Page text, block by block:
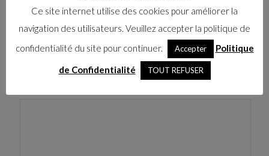
Required fields are
Ce site internet utilise des cookies pour améliorer la
navigation des utilisateurs. Veuillez accepter la politique de
confidentialité du site pour continuer.
Accepter
Politique
de Confidentialité
TOUT REFUSER